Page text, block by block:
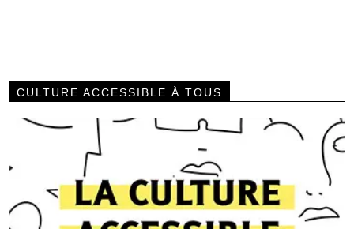
CULTURE ACCESSIBLE À TOUS